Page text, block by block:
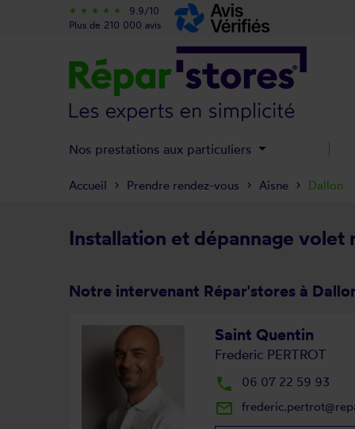
Installation et dépannage volet
Notre intervenant Répar'stores à
Saint Quentin
Frederic PERTROT
local_phone 06 07 22 59 93
mail_outline
Accueil Prendre rendez-vous Aisne Dallon
star_rate star_rate star_rate star_rate star_rate
9.9/10
Plus de 210 000 avis
Nos prestations aux particuliers